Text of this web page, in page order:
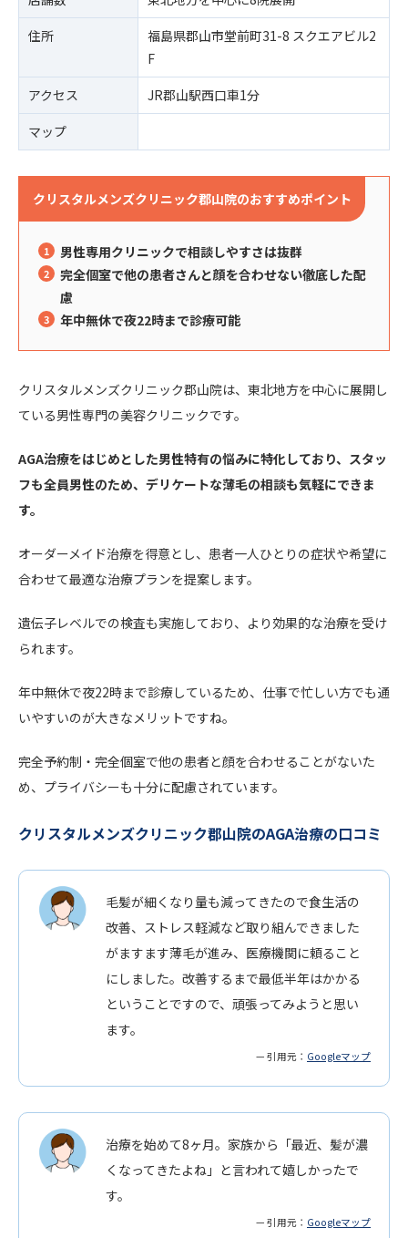
住所
福島県郡山市堂前町31-8 スクエアビル2
F
アクセス
JR郡山駅西口車1分
マップ
クリスタルメンズクリニック郡山院のおすすめポイント
男性専用クリニックで相談しやすさは抜群
完全個室で他の患者さんと顔を合わせない徹底した配
慮
年中無休で夜22時まで診療可能
クリスタルメンズクリニック郡山院は、東北地方を中心に展開し
ている男性専門の美容クリニックです。
AGA治療をはじめとした男性特有の悩みに特化しており、スタッ
フも全員男性のため、デリケートな薄毛の相談も気軽にできま
す。
オーダーメイド治療を得意とし、患者一人ひとりの症状や希望に
合わせて最適な治療プランを提案します。
遺伝子レベルでの検査も実施しており、より効果的な治療を受け
られます。
年中無休で夜22時まで診療しているため、仕事で忙しい方でも通
いやすいのが大きなメリットですね。
完全予約制・完全個室で他の患者と顔を合わせることがないた
め、プライバシーも十分に配慮されています。
クリスタルメンズクリニック郡山院のAGA治療の口コミ
毛髪が細くなり量も減ってきたので食生活の
改善、ストレス軽減など取り組んできました
がますます薄毛が進み、医療機関に頼ること
にしました。改善するまで最低半年はかかる
ということですので、頑張ってみようと思い
ます。
— 引用元： Googleマップ
治療を始めて8ヶ月。家族から「最近、髪が濃
くなってきたよね」と言われて嬉しかったで
す。
— 引用元： Googleマップ